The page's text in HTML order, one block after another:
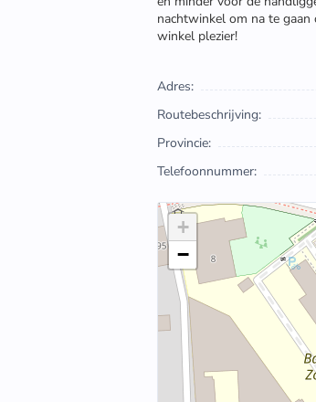
nachtwinkel om na te
winkel plezier!
Adres:
Routebeschrijving:
Provincie:
Telefoonnummer:
+
−